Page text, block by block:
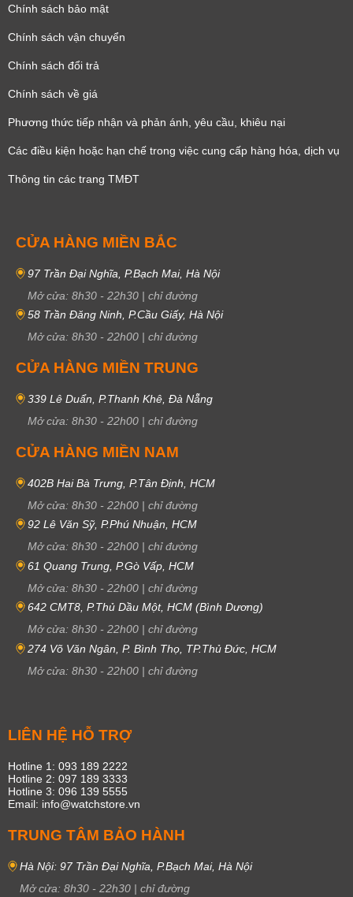
Chính sách bảo mật
Chính sách vận chuyển
Chính sách đổi trả
Chính sách về giá
Phương thức tiếp nhận và phản ánh, yêu cầu, khiêu nại
Các điều kiện hoặc hạn chế trong việc cung cấp hàng hóa, dịch vụ
Thông tin các trang TMĐT
CỬA HÀNG MIỀN BẮC
97 Trần Đại Nghĩa, P.Bạch Mai, Hà Nội
Mở cửa: 8h30 - 22h30 | chỉ đường
58 Trần Đăng Ninh, P.Cầu Giấy, Hà Nội
Mở cửa: 8h30 - 22h00 | chỉ đường
CỬA HÀNG MIỀN TRUNG
339 Lê Duẩn, P.Thanh Khê, Đà Nẵng
Mở cửa: 8h30 - 22h00 | chỉ đường
CỬA HÀNG MIỀN NAM
402B Hai Bà Trưng, P.Tân Định, HCM
Mở cửa: 8h30 - 22h00 | chỉ đường
92 Lê Văn Sỹ, P.Phú Nhuận, HCM
Mở cửa: 8h30 - 22h00 | chỉ đường
61 Quang Trung, P.Gò Vấp, HCM
Mở cửa: 8h30 - 22h00 | chỉ đường
642 CMT8, P.Thủ Dầu Một, HCM (Bình Dương)
Mở cửa: 8h30 - 22h00 | chỉ đường
274 Võ Văn Ngân, P. Bình Thọ, TP.Thủ Đức, HCM
Mở cửa: 8h30 - 22h00 | chỉ đường
LIÊN HỆ HỖ TRỢ
Hotline 1: 093 189 2222
Hotline 2: 097 189 3333
Hotline 3: 096 139 5555
Email: info@watchstore.vn
TRUNG TÂM BẢO HÀNH
Hà Nội: 97 Trần Đại Nghĩa, P.Bạch Mai, Hà Nội
Mở cửa: 8h30 - 22h30 | chỉ đường